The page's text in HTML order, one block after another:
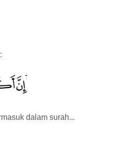
dalam surah...